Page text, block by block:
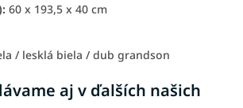
60 x 193,5 x 40 cm
/ lesklá biela / dub grandson
aj v ďalších našich